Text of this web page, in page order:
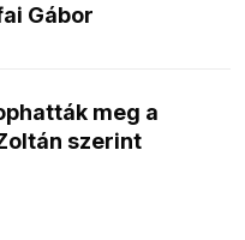
Gábor
meg a
szerint